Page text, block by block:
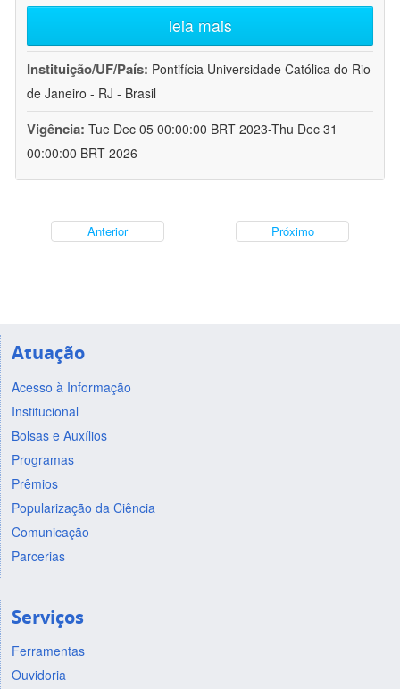
leia mais
Instituição/UF/País: Pontifícia Universidade Católica do Rio
de Janeiro - RJ - Brasil
Vigência: Tue Dec 05 00:00:00 BRT 2023-Thu Dec 31
00:00:00 BRT 2026
Anterior Próximo
Atuação
Acesso à Informação
Institucional
Bolsas e Auxílios
Programas
Prêmios
Popularização da Ciência
Comunicação
Parcerias
Serviços
Ferramentas
Ouvidoria